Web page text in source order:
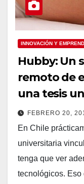
INNOVACIÓN Y
Hubby: Un
remoto de
una tesis
FEBRERO 20,
En Chile
universitaria
tenga que ver
tecnológicos. Eso